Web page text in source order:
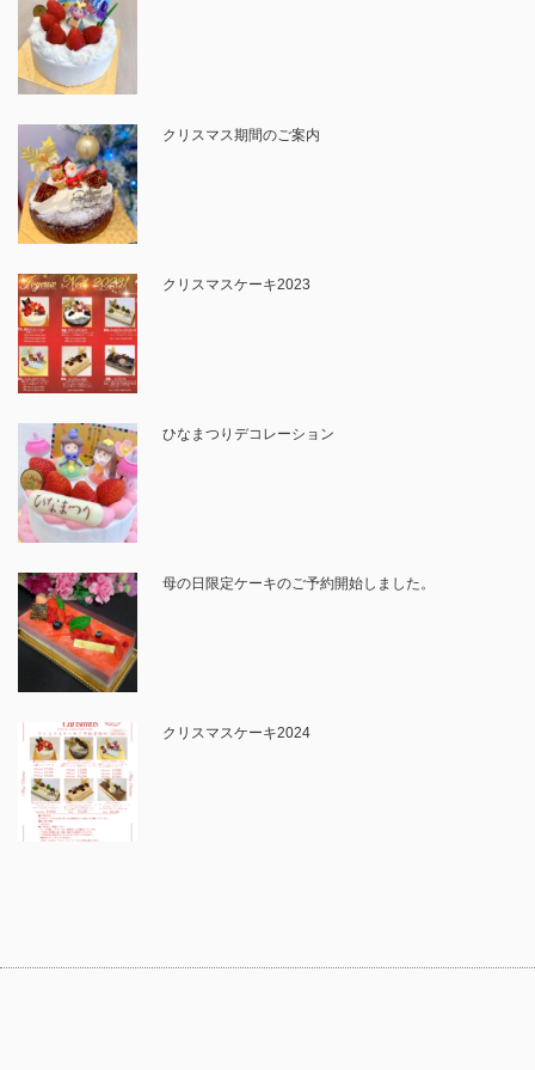
クリスマス期間のご案内
クリスマスケーキ2023
ひなまつりデコレーション
母の日限定ケーキのご予約開始しました。
クリスマスケーキ2024